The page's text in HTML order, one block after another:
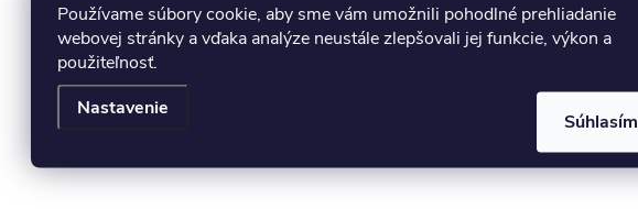
Používame súbory cookie, aby sme vám umožnili pohodlné prehliadanie
webovej stránky a vďaka analýze neustále zlepšovali jej funkcie, výkon a
použiteľnosť.
Nastavenie
Súhlasím